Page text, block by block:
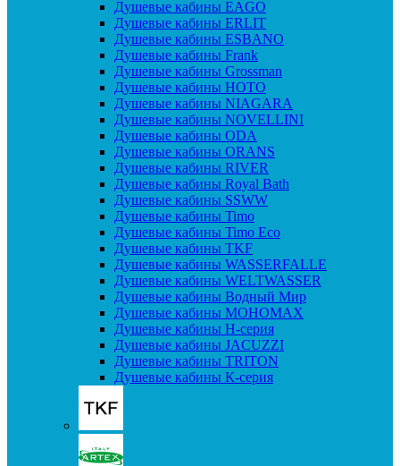
Душевые кабины EAGO
Душевые кабины ERLIT
Душевые кабины ESBANO
Душевые кабины Frank
Душевые кабины Grossman
Душевые кабины HOTO
Душевые кабины NIAGARA
Душевые кабины NOVELLINI
Душевые кабины ODA
Душевые кабины ORANS
Душевые кабины RIVER
Душевые кабины Royal Bath
Душевые кабины SSWW
Душевые кабины Timo
Душевые кабины Timo Eco
Душевые кабины TKF
Душевые кабины WASSERFALLE
Душевые кабины WELTWASSER
Душевые кабины Водный Мир
Душевые кабины МОНОМАХ
Душевые кабины H-серия
Душевые кабины JACUZZI
Душевые кабины TRITON
Душевые кабины К-серия